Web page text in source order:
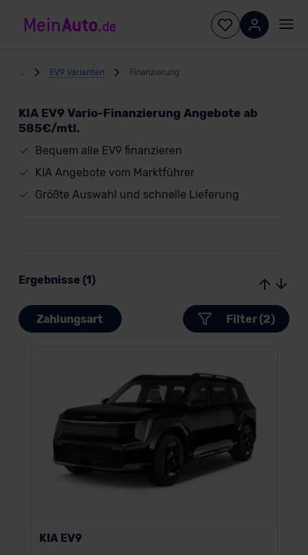
EV9 Varianten Finanzierung
KIA EV9 Vario-Finanzierung Angebote ab
585€/mtl.
Bequem alle EV9 finanzieren
KIA Angebote vom Marktführer
Größte Auswahl und schnelle Lieferung
Ergebnisse (1)
Zahlungsart Filter (2)
KIA EV9